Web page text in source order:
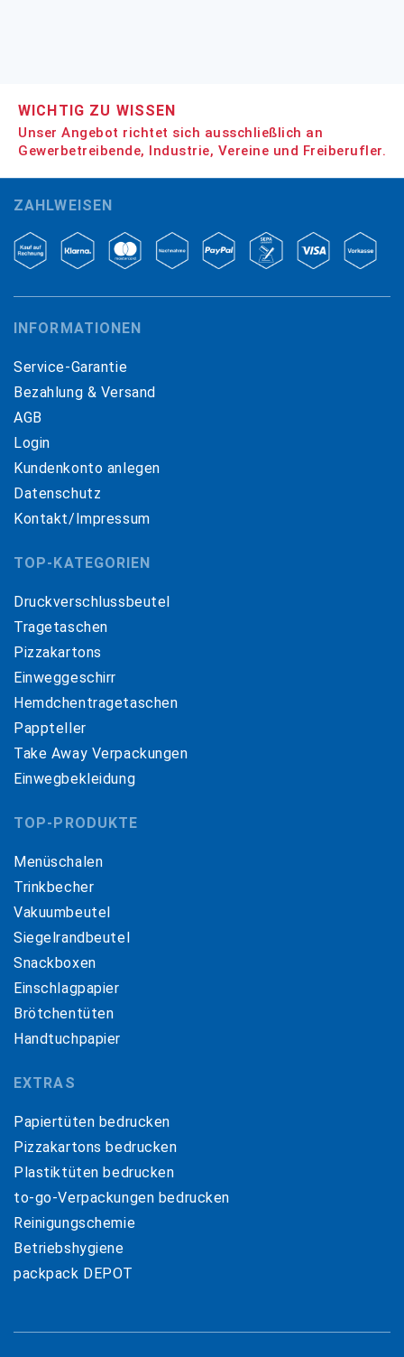
WICHTIG ZU WISSEN
Unser Angebot richtet sich ausschließlich an
Gewerbetreibende, Industrie, Vereine und Freiberufler.
ZAHLWEISEN
INFORMATIONEN
Service-Garantie
Bezahlung & Versand
AGB
Login
Kundenkonto anlegen
Datenschutz
Kontakt/Impressum
TOP-KATEGORIEN
Druckverschlussbeutel
Tragetaschen
Pizzakartons
Einweggeschirr
Hemdchentragetaschen
Pappteller
Take Away Verpackungen
Einwegbekleidung
TOP-PRODUKTE
Menüschalen
Trinkbecher
Vakuumbeutel
Siegelrandbeutel
Snackboxen
Einschlagpapier
Brötchentüten
Handtuchpapier
EXTRAS
Papiertüten bedrucken
Pizzakartons bedrucken
Plastiktüten bedrucken
to-go-Verpackungen bedrucken
Reinigungschemie
Betriebshygiene
packpack DEPOT